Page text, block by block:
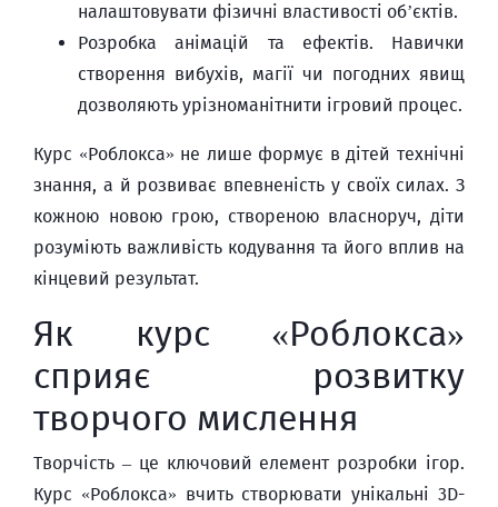
налаштовувати фізичні властивості об’єктів.
Розробка анімацій та ефектів. Навички
створення вибухів, магії чи погодних явищ
дозволяють урізноманітнити ігровий процес.
Курс «Роблокса» не лише формує в дітей технічні
знання, а й розвиває впевненість у своїх силах. З
кожною новою грою, створеною власноруч, діти
розуміють важливість кодування та його вплив на
кінцевий результат.
Як курс «Роблокса»
сприяє розвитку
творчого мислення
Творчість – це ключовий елемент розробки ігор.
Курс «Роблокса» вчить створювати унікальні 3D-